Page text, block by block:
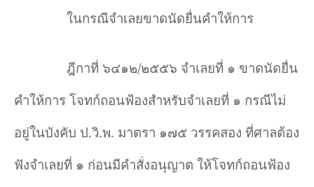
ในกรณีจำเลยขาดนัดยื่นคำให้การ
ฎีกาที่ ๖๔๑๒/๒๕๕๖ จำเลยที่ ๑ ขาดนัดยื่น
คำให้การ โจทก์ถอนฟ้องสำหรับจำเลยที่ ๑ กรณีไม่
อยู่ในบังคับ ป.วิ.พ. มาตรา ๑๗๕ วรรคสอง ที่ศาลต้อง
ฟังจำเลยที่ ๑ ก่อนมีคำสั่งอนุญาต ให้โจทก์ถอนฟ้อง